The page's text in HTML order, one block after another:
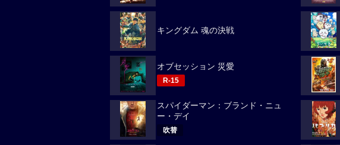
キングダム 魂の決戦
オブセッション 災愛
R-15
スパイダーマン：ブランド・ニュ
ー・デイ
吹替